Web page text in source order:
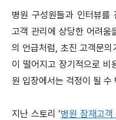
병원 구성원들과 인터뷰를
고객 관리에 상당한 어려움
의 언급처럼, 초진 고객문
이 떨어지고 장기적으로 비
원 입장에서는 걱정이 될 수
지난 스토리 ‘병원 잠재고